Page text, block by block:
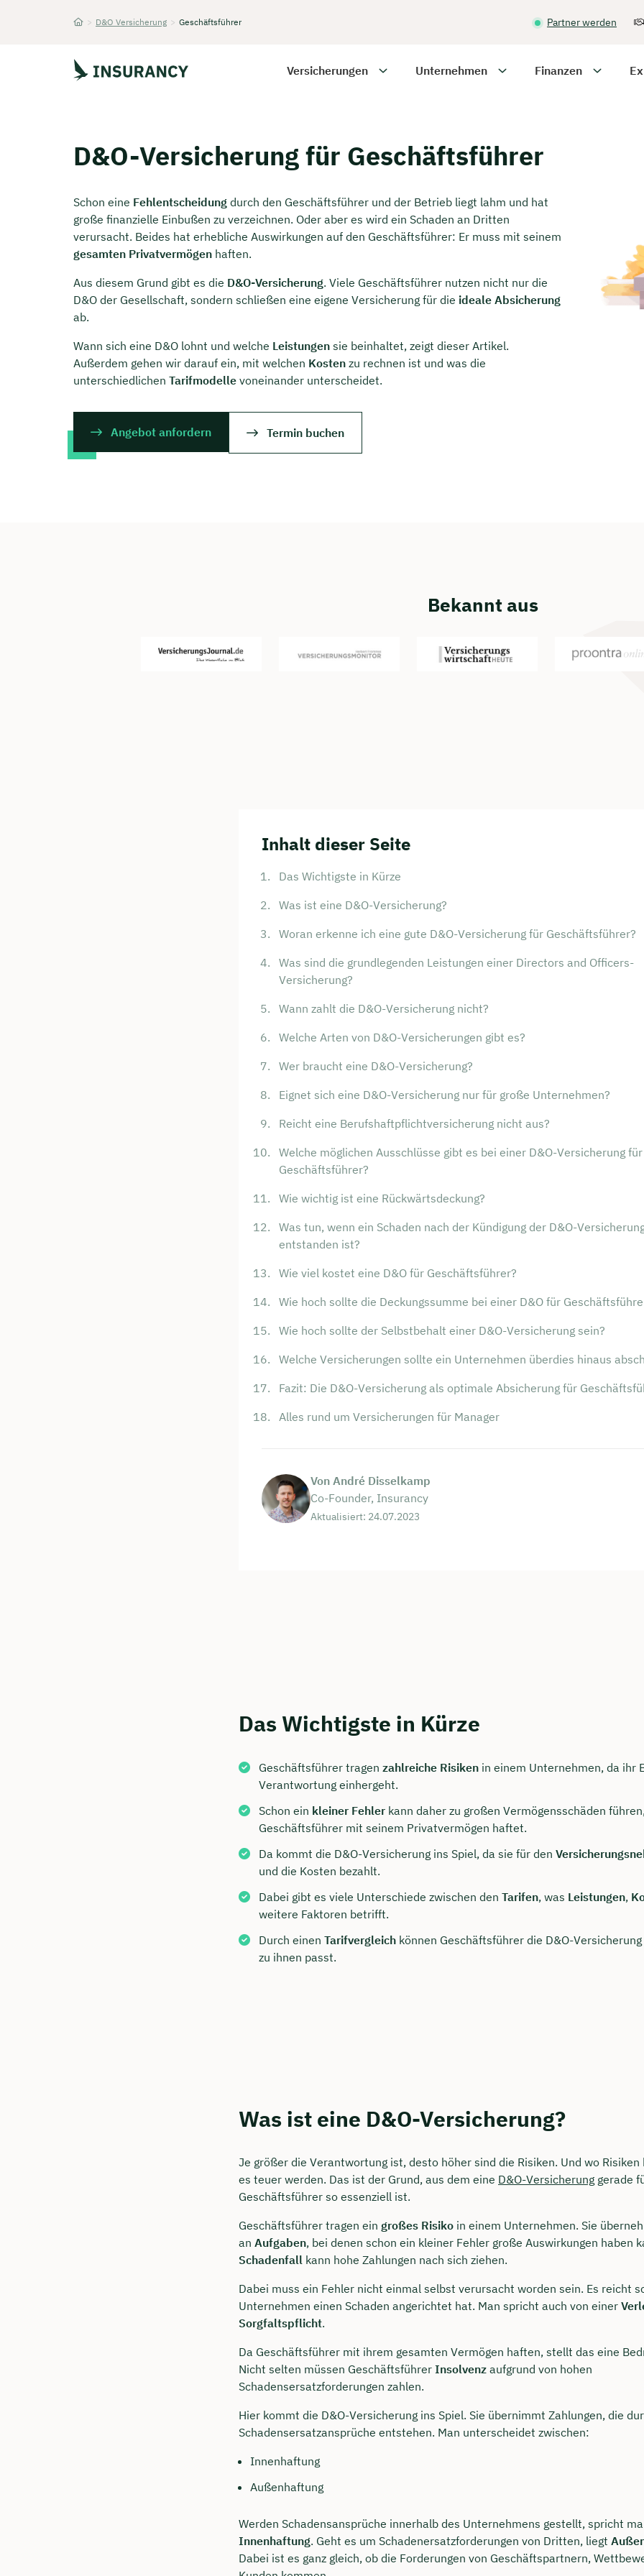
> D&O Versicherung > Geschäftsführer Partner werden
Versicherungen Unternehmen Finanzen
D&O-Versicherung für Geschäftsführer
Schon eine Fehlentscheidung durch den Geschäftsführer und der Betrieb liegt lahm und hat
große finanzielle Einbußen zu verzeichnen. Oder aber es wird ein Schaden an Dritten
verursacht. Beides hat erhebliche Auswirkungen auf den Geschäftsführer: Er muss mit seinem
gesamten Privatvermögen haften.
Aus diesem Grund gibt es die D&O-Versicherung. Viele Geschäftsführer nutzen nicht nur die
D&O der Gesellschaft, sondern schließen eine eigene Versicherung für die ideale Absicherung
ab.
Wann sich eine D&O lohnt und welche Leistungen sie beinhaltet, zeigt dieser Artikel.
Außerdem gehen wir darauf ein, mit welchen Kosten zu rechnen ist und was die
unterschiedlichen Tarifmodelle voneinander unterscheidet.
Angebot anfordern Termin buchen
Bekannt aus
Inhalt dieser Seite
Das Wichtigste in Kürze
Was ist eine D&O-Versicherung?
Woran erkenne ich eine gute D&O-Versicherung für Geschäftsführer?
Was sind die grundlegenden Leistungen einer Directors and Officers-
Versicherung?
Wann zahlt die D&O-Versicherung nicht?
Welche Arten von D&O-Versicherungen gibt es?
Wer braucht eine D&O-Versicherung?
Eignet sich eine D&O-Versicherung nur für große Unternehmen?
Reicht eine Berufshaftpflichtversicherung nicht aus?
Welche möglichen Ausschlüsse gibt es bei einer D&O-Versicherung für
Geschäftsführer?
Wie wichtig ist eine Rückwärtsdeckung?
Was tun, wenn ein Schaden nach der Kündigung der D&O-
entstanden ist?
Wie viel kostet eine D&O für Geschäftsführer?
Wie hoch sollte die Deckungssumme bei einer D&O für
Wie hoch sollte der Selbstbehalt einer D&O-Versicherung sein?
Welche Versicherungen sollte ein Unternehmen überdies hinaus
Fazit: Die D&O-Versicherung als optimale Absicherung für
Alles rund um Versicherungen für Manager
Von André Disselkamp
Co-Founder, Insurancy
Aktualisiert: 24.07.2023
Das Wichtigste in Kürze
Geschäftsführer tragen zahlreiche Risiken in einem Unternehmen, da ihr
Verantwortung einhergeht.
Schon ein kleiner Fehler kann daher zu großen Vermögensschäden
Geschäftsführer mit seinem Privatvermögen haftet.
Da kommt die D&O-Versicherung ins Spiel, da sie für den
und die Kosten bezahlt.
Dabei gibt es viele Unterschiede zwischen den Tarifen, was Leistungen,
weitere Faktoren betrifft.
Durch einen Tarifvergleich können Geschäftsführer die D&O-
zu ihnen passt.
Was ist eine D&O-Versicherung?
Je größer die Verantwortung ist, desto höher sind die Risiken. Und wo Risiken
es teuer werden. Das ist der Grund, aus dem eine D&O-Versicherung gerade
Geschäftsführer so essenziell ist.
Geschäftsführer tragen ein großes Risiko in einem Unternehmen. Sie
an Aufgaben, bei denen schon ein kleiner Fehler große Auswirkungen haben
Schadenfall kann hohe Zahlungen nach sich ziehen.
Dabei muss ein Fehler nicht einmal selbst verursacht worden sein. Es reicht
Unternehmen einen Schaden angerichtet hat. Man spricht auch von einer
Sorgfaltspflicht.
Da Geschäftsführer mit ihrem gesamten Vermögen haften, stellt das eine
Nicht selten müssen Geschäftsführer Insolvenz aufgrund von hohen
Schadensersatzforderungen zahlen.
Hier kommt die D&O-Versicherung ins Spiel. Sie übernimmt Zahlungen, die
Schadensersatzansprüche entstehen. Man unterscheidet zwischen:
Innenhaftung
Außenhaftung
Werden Schadensansprüche innerhalb des Unternehmens gestellt, spricht
Innenhaftung. Geht es um Schadenersatzforderungen von Dritten, liegt
Dabei ist es ganz gleich, ob die Forderungen von Geschäftspartnern,
Jetzt persönliches
Beratungsgespräch mit Tobias
Meeting buchen